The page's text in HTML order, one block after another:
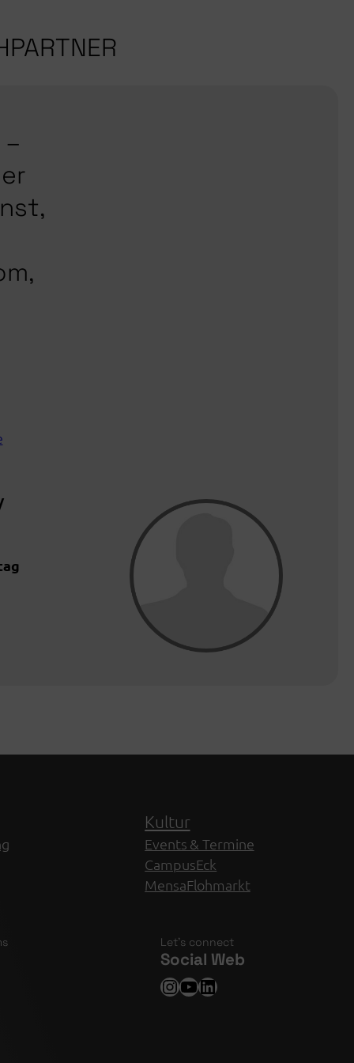
Kultur
Events & Termine
CampusEck
MensaFlohmarkt
Let’s connect
Social Web
Instagram
YouTube
LinkedIn